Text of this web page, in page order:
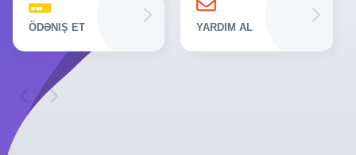
ÖDƏNIŞ ET YARDIM AL